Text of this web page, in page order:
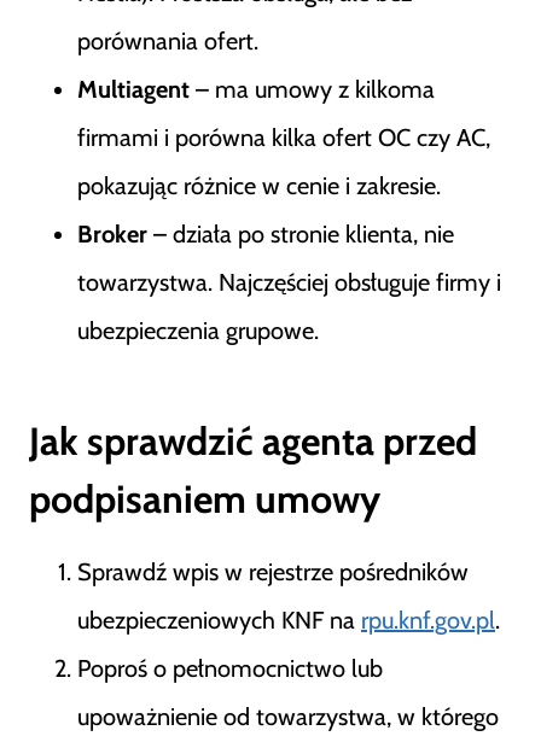
porównania ofert.
Multiagent – ma umowy z kilkoma
firmami i porówna kilka ofert OC czy AC,
pokazując różnice w cenie i zakresie.
Broker – działa po stronie klienta, nie
towarzystwa. Najczęściej obsługuje firmy i
ubezpieczenia grupowe.
Jak sprawdzić agenta przed
podpisaniem umowy
Sprawdź wpis w rejestrze pośredników
ubezpieczeniowych KNF na rpu.knf.gov.pl.
Poproś o pełnomocnictwo lub
upoważnienie od towarzystwa, w którego